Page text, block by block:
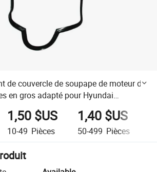
de couvercle de soupape de moteur de
en gros adapté pour Hyundai
1,50 $US
10-49 Pièces
1,40 $US
50-499 Pièces